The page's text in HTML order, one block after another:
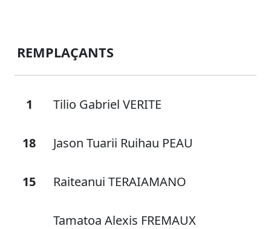
REMPLAÇANTS
1 Tilio Gabriel VERITE
18 Jason Tuarii Ruihau PEAU
15 Raiteanui TERAIAMANO
Tamatoa Alexis FREMAUX